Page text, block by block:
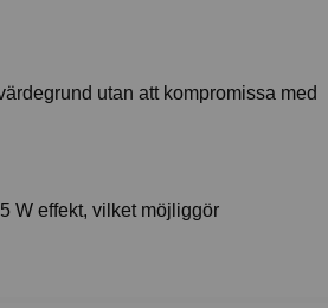
utan att kompromissa med
W effekt, vilket möjliggör